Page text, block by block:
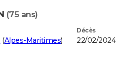
(75 ans)
(Alpes-Maritimes)
Décès
22/02/